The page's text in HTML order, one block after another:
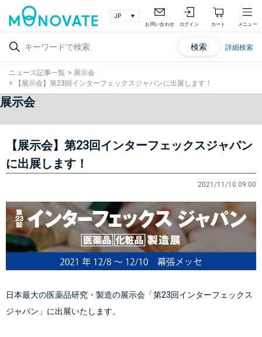
お問い合わせ ログイン カート メニュー
検索 詳細検索
ニュース記事一覧 > 展示会
>
【展示会】第23回インターフェックスジャパンに出展します！
展示会
【展示会】第23回インターフェックスジャパン
に出展します！
2021/11/10 09:00
日本最大の医薬品研究・製造の展示会「第23回インターフェックス
ジャパン」に出展いたします。